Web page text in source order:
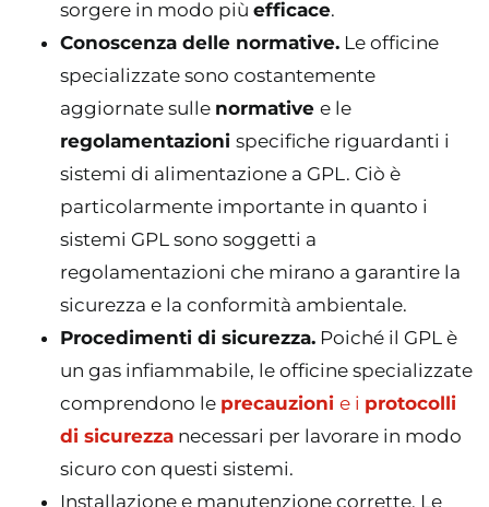
sorgere in modo più efficace.
Conoscenza delle normative.Le officine
specializzate sono costantemente
aggiornate sulle normative e le
regolamentazioni specifiche riguardanti i
sistemi di alimentazione a GPL. Ciò è
particolarmente importante in quanto i
sistemi GPL sono soggetti a
regolamentazioni che mirano a garantire la
sicurezza e la conformità ambientale.
Procedimenti di sicurezza.Poiché il GPL è
un gas infiammabile, le officine specializzate
comprendono le precauzioni e i protocolli
di sicurezza necessari per lavorare in modo
sicuro con questi sistemi.
Installazione e manutenzione corrette. Le